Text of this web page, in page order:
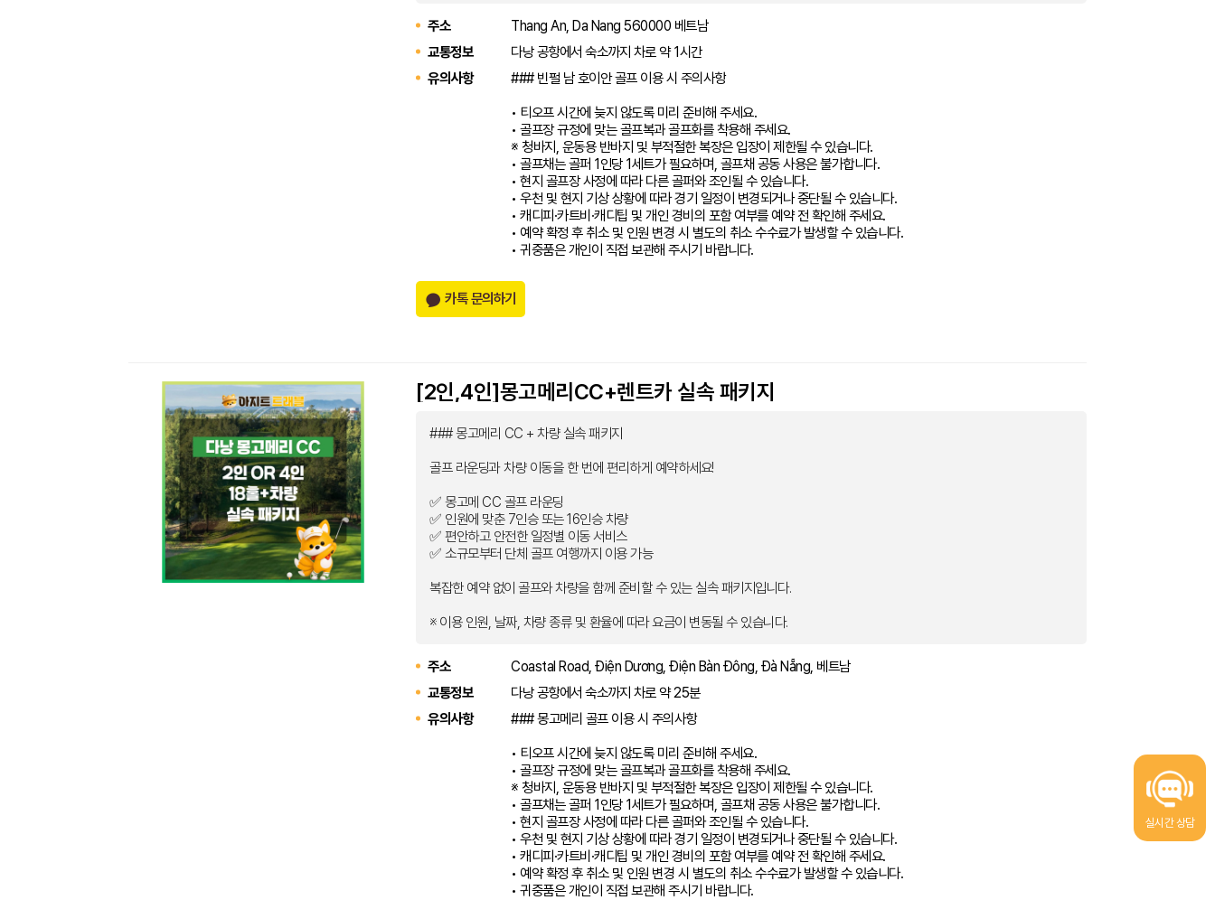
주소
Thang An, Da Nang 560000 베트남
교통정보
다낭 공항에서 숙소까지 차로 약 1시간
유의사항
### 빈펄 남 호이안 골프 이용 시 주의사항
• 티오프 시간에 늦지 않도록 미리 준비해 주세요.
• 골프장 규정에 맞는 골프복과 골프화를 착용해 주세요.
※ 청바지, 운동용 반바지 및 부적절한 복장은 입장이 제한될 수 있습니다.
• 골프채는 골퍼 1인당 1세트가 필요하며, 골프채 공동 사용은 불가합니다.
• 현지 골프장 사정에 따라 다른 골퍼와 조인될 수 있습니다.
• 우천 및 현지 기상 상황에 따라 경기 일정이 변경되거나 중단될 수 있습니다.
• 캐디피·카트비·캐디팁 및 개인 경비의 포함 여부를 예약 전 확인해 주세요.
• 예약 확정 후 취소 및 인원 변경 시 별도의 취소 수수료가 발생할 수 있습니다.
• 귀중품은 개인이 직접 보관해 주시기 바랍니다.
카톡 문의하기
[2인,4인]몽고메리CC+렌트카 실속 패키지
### 몽고메리 CC + 차량 실속 패키지
골프 라운딩과 차량 이동을 한 번에 편리하게 예약하세요!
✅ 몽고메 CC 골프 라운딩
✅ 인원에 맞춘 7인승 또는 16인승 차량
✅ 편안하고 안전한 일정별 이동 서비스
✅ 소규모부터 단체 골프 여행까지 이용 가능
복잡한 예약 없이 골프와 차량을 함께 준비할 수 있는 실속 패키지입니다.
※ 이용 인원, 날짜, 차량 종류 및 환율에 따라 요금이 변동될 수 있습니다.
주소
Coastal Road, Điện Dương, Điện Bàn Đông, Đà Nẵng, 베트남
교통정보
다낭 공항에서 숙소까지 차로 약 25분
유의사항
### 몽고메리 골프 이용 시 주의사항
• 티오프 시간에 늦지 않도록 미리 준비해 주세요.
• 골프장 규정에 맞는 골프복과 골프화를 착용해 주세요.
※ 청바지, 운동용 반바지 및 부적절한 복장은 입장이 제한될 수 있습니다.
• 골프채는 골퍼 1인당 1세트가 필요하며, 골프채 공동 사용은 불가합니다.
• 현지 골프장 사정에 따라 다른 골퍼와 조인될 수 있습니다.
• 우천 및 현지 기상 상황에 따라 경기 일정이 변경되거나 중단될 수 있습니다.
• 캐디피·카트비·캐디팁 및 개인 경비의 포함 여부를 예약 전 확인해 주세요.
• 예약 확정 후 취소 및 인원 변경 시 별도의 취소 수수료가 발생할 수 있습니다.
• 귀중품은 개인이 직접 보관해 주시기 바랍니다.
실시간 상담